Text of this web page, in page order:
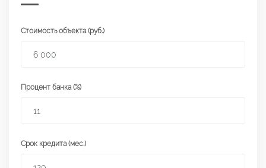
Стоимость объекта (руб.)
Процент банка (%)
Срок кредита (мес.)